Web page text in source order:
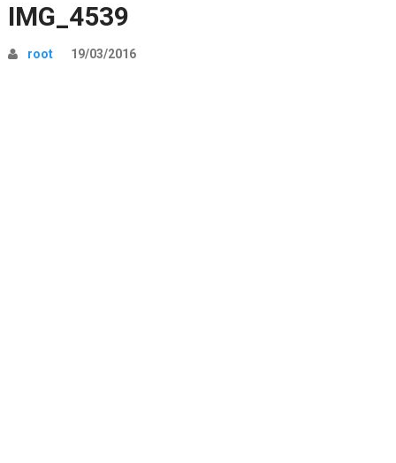
IMG_4539
root 19/03/2016